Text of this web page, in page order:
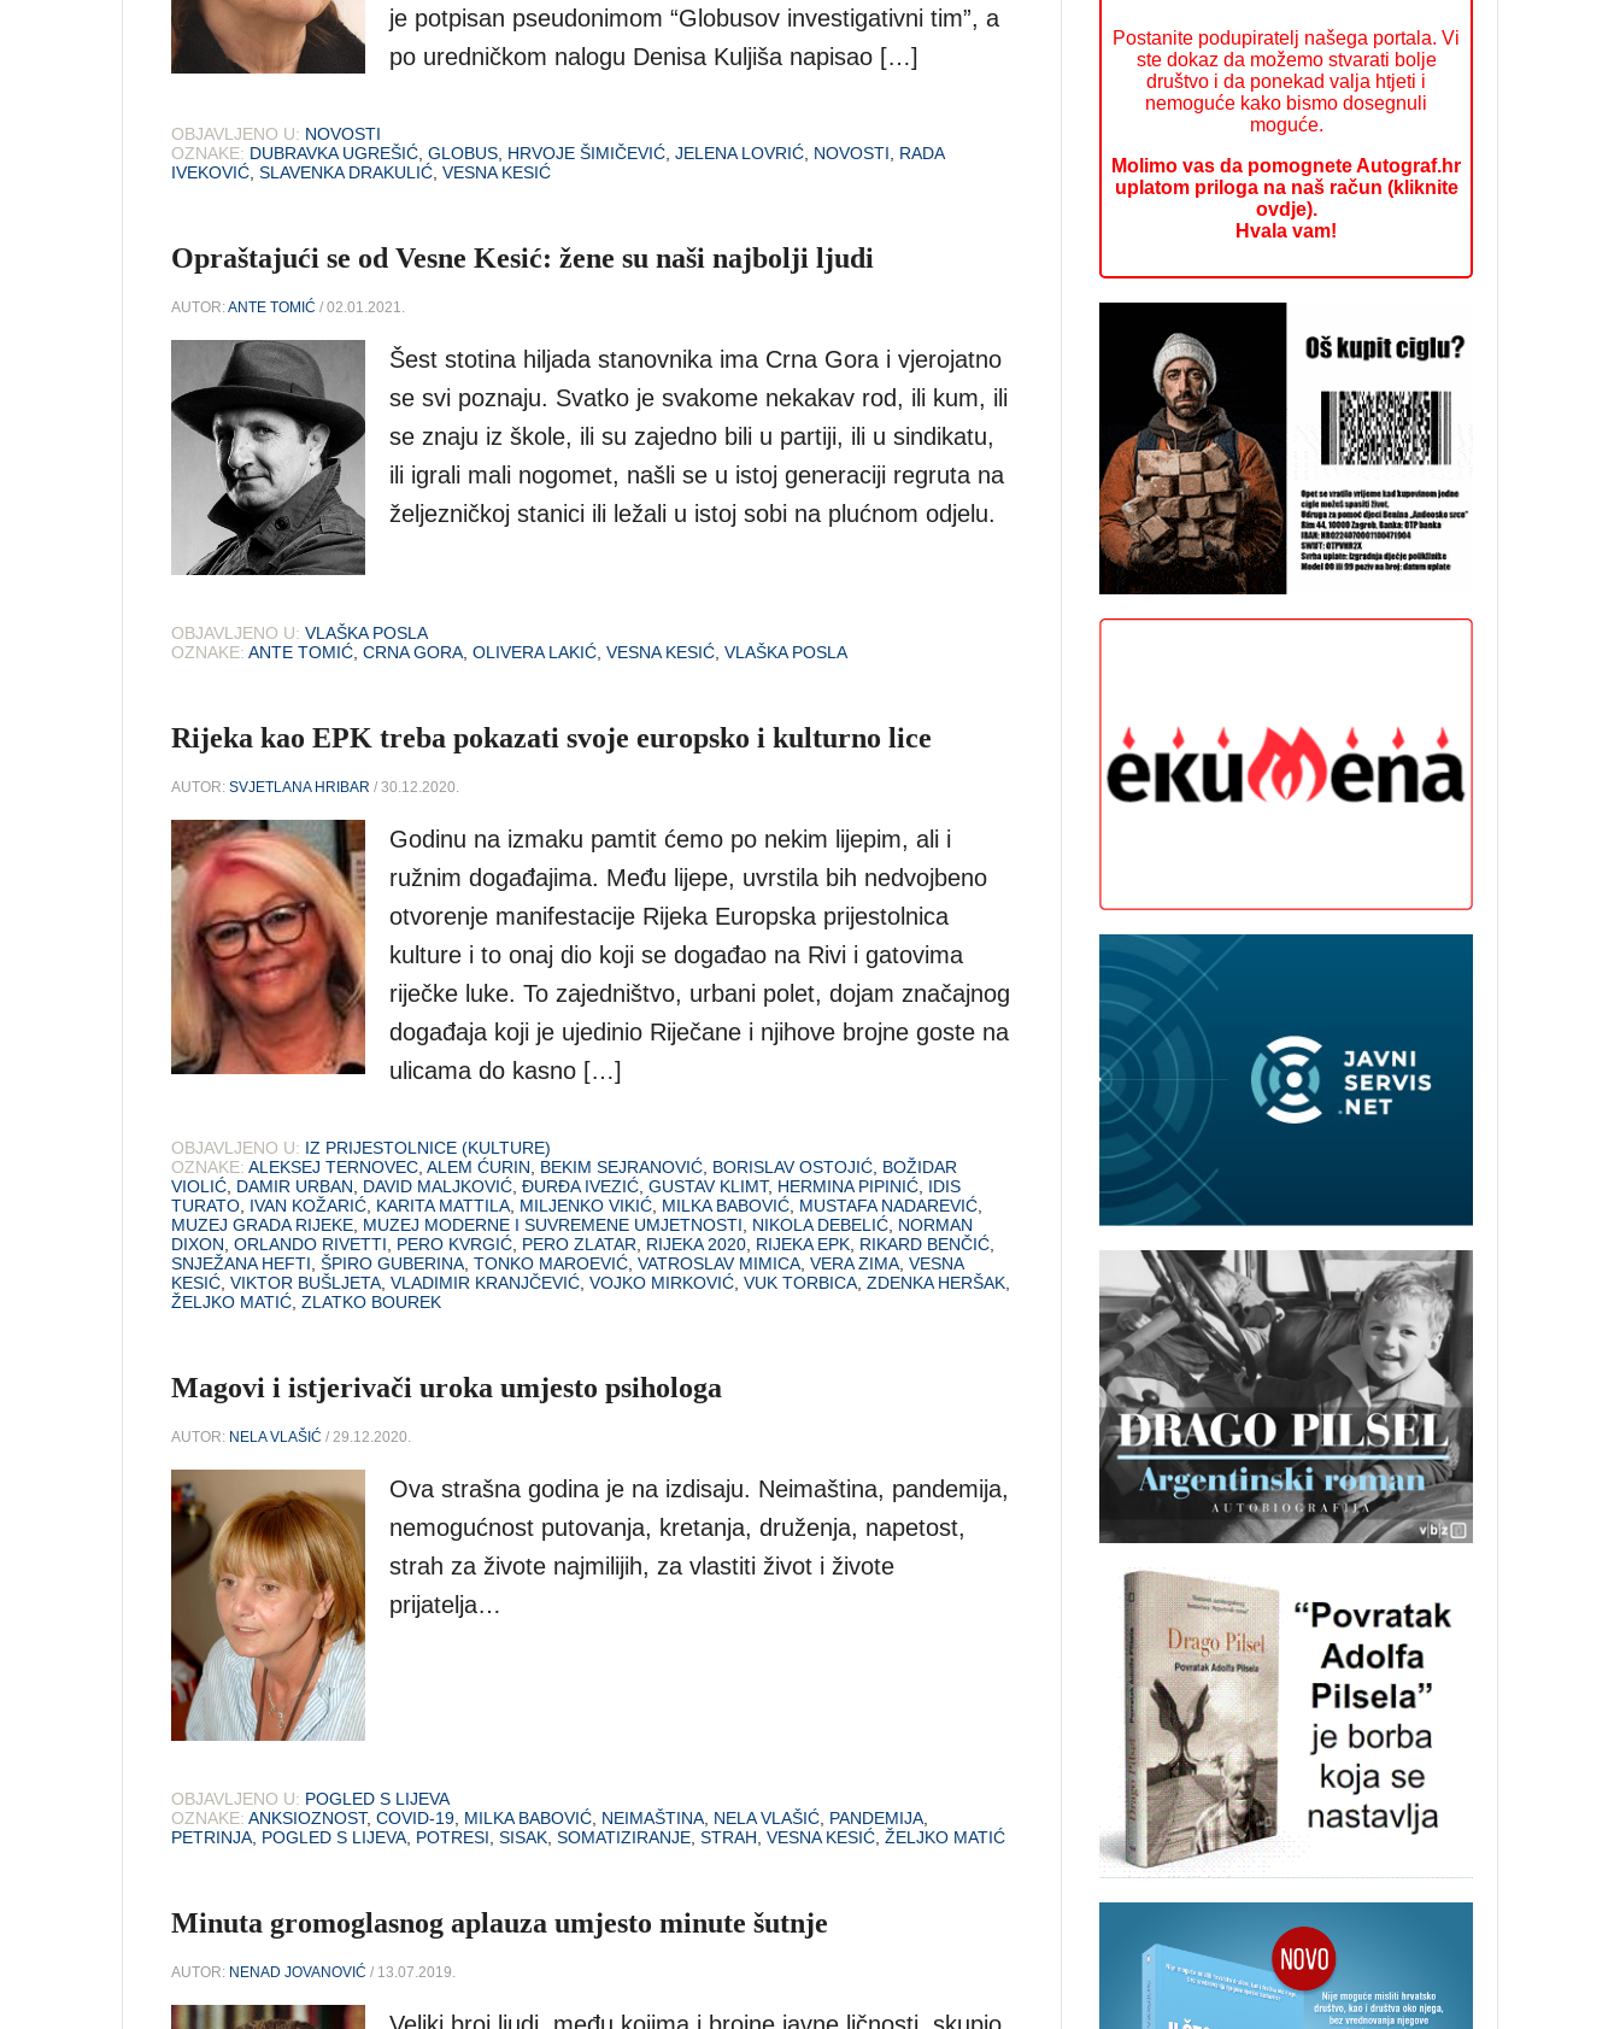
je potpisan pseudonimom “Globusov investigativni tim”, a
po uredničkom nalogu Denisa Kuljiša napisao […]
OBJAVLJENO U: NOVOSTI
OZNAKE: DUBRAVKA UGREŠIĆ GLOBUS HRVOJE ŠIMIČEVIĆ JELENA LOVRIĆ NOVOSTI
RADA
IVEKOVIĆ SLAVENKA DRAKULIĆ VESNA KESIĆ
Opraštajući se od Vesne Kesić: žene su naši najbolji ljudi
AUTOR:ANTE TOMIĆ / 02.01.2021.
Šest stotina hiljada stanovnika ima Crna Gora i vjerojatno
se svi poznaju. Svatko je svakome nekakav rod, ili kum, ili
se znaju iz škole, ili su zajedno bili u partiji, ili u sindikatu,
ili igrali mali nogomet, našli se u istoj generaciji regruta na
željezničkoj stanici ili ležali u istoj sobi na plućnom odjelu.
OBJAVLJENO U: VLAŠKA POSLA
OZNAKE: ANTE TOMIĆ CRNA GORA OLIVERA LAKIĆ VESNA KESIĆ VLAŠKA POSLA
Rijeka kao EPK treba pokazati svoje europsko i kulturno lice
AUTOR: SVJETLANA HRIBAR / 30.12.2020.
Godinu na izmaku pamtit ćemo po nekim lijepim, ali i
ružnim događajima. Među lijepe, uvrstila bih nedvojbeno
otvorenje manifestacije Rijeka Europska prijestolnica
kulture i to onaj dio koji se događao na Rivi i gatovima
riječke luke. To zajedništvo, urbani polet, dojam značajnog
događaja koji je ujedinio Riječane i njihove brojne goste na
ulicama do kasno […]
OBJAVLJENO U: IZ PRIJESTOLNICE (KULTURE)
OZNAKE: ALEKSEJ TERNOVEC ALEM ĆURIN BEKIM SEJRANOVIĆ BORISLAV OSTOJIĆ BOŽIDAR
VIOLIĆ DAMIR URBAN DAVID MALJKOVIĆ ĐURĐA IVEZIĆ GUSTAV KLIMT, HERMINA PIPINIĆ IDIS
TURATO IVAN KOŽARIĆ KARITA MATTILA MILJENKO VIKIĆ MILKA BABOVIĆ MUSTAFA NADAREVIĆ
MUZEJ GRADA RIJEKE MUZEJ MODERNE I SUVREMENE UMJETNOSTI NIKOLA DEBELIĆ NORMAN
DIXON ORLANDO RIVETTI PERO KVRGIĆ PERO ZLATAR RIJEKA 2020 RIJEKA EPK RIKARD BENČIĆ
SNJEŽANA HEFTI ŠPIRO GUBERINA TONKO MAROEVIĆ VATROSLAV MIMICA VERA ZIMA VESNA
KESIĆ VIKTOR BUŠLJETA VLADIMIR KRANJČEVIĆ VOJKO MIRKOVIĆ VUK TORBICA ZDENKA HERŠAK
ŽELJKO MATIĆ ZLATKO BOUREK
Magovi i istjerivači uroka umjesto psihologa
AUTOR: NELA VLAŠIĆ / 29.12.2020.
Ova strašna godina je na izdisaju. Neimaština, pandemija,
nemogućnost putovanja, kretanja, druženja, napetost,
strah za živote najmilijih, za vlastiti život i živote
prijatelja…
OBJAVLJENO U: POGLED S LIJEVA
OZNAKE: ANKSIOZNOST, COVID-19, MILKA BABOVIĆ, NEIMAŠTINA, NELA VLAŠIĆ, PANDEMIJA,
PETRINJA, POGLED S LIJEVA, POTRESI, SISAK, SOMATIZIRANJE, STRAH, VESNA KESIĆ, ŽELJKO MATIĆ
Minuta gromoglasnog aplauza umjesto minute šutnje
AUTOR: NENAD JOVANOVIĆ / 13.07.2019.
Postanite podupiratelj našega portala. Vi
ste dokaz da možemo stvarati bolje
društvo i da ponekad valja htjeti i
nemoguće kako bismo dosegnuli
moguće.
Molimo vas da pomognete Autograf.hr
uplatom priloga na naš račun (kliknite
ovdje).
Hvala vam!